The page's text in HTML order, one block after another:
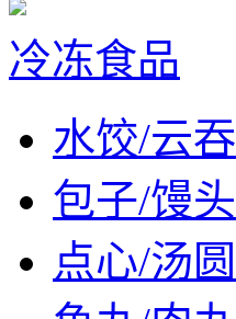
冷冻食品
水饺/云吞
包子/馒头
点心/汤圆